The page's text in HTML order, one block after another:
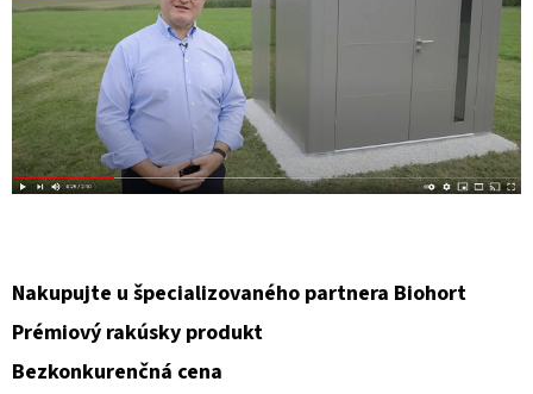
Nakupujte u špecializovaného partnera Biohort
Prémiový rakúsky produkt
Bezkonkurenčná cena